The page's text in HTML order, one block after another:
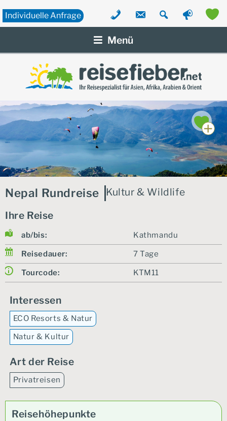
Zum
IndividuelleAnfrage
Menü
Nepal Rundreise
Kultur & Wildlife
Ihre Reise
ab/bis: Kathmandu
Reisedauer: 7 Tage
Tourcode: KTM11
Interessen
ECO Resorts & Natur
Natur & Kultur
Art der Reise
Privatreisen
Reisehöhepunkte